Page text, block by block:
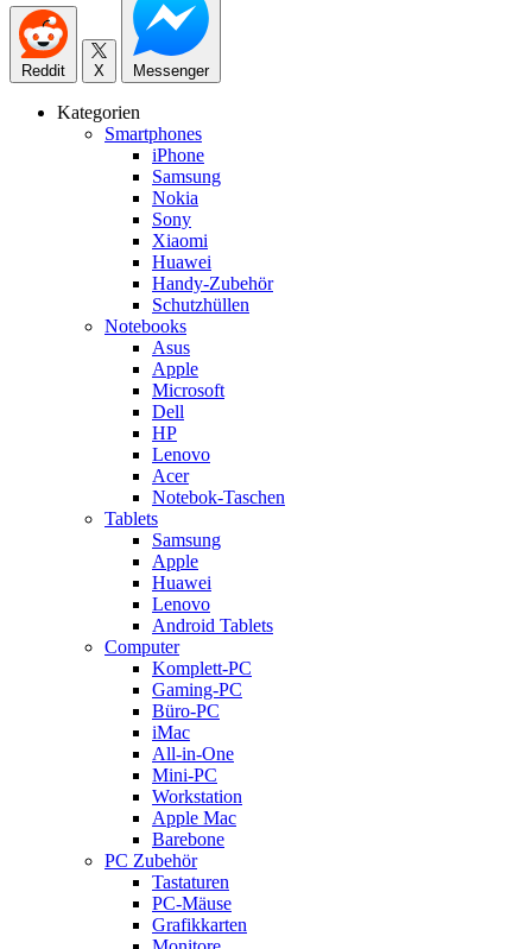
Reddit X Messenger
Kategorien
Smartphones
iPhone
Samsung
Nokia
Sony
Xiaomi
Huawei
Handy-Zubehör
Schutzhüllen
Notebooks
Asus
Apple
Microsoft
Dell
HP
Lenovo
Acer
Notebok-Taschen
Tablets
Samsung
Apple
Huawei
Lenovo
Android Tablets
Computer
Komplett-PC
Gaming-PC
Büro-PC
iMac
All-in-One
Mini-PC
Workstation
Apple Mac
Barebone
PC Zubehör
Tastaturen
PC-Mäuse
Grafikkarten